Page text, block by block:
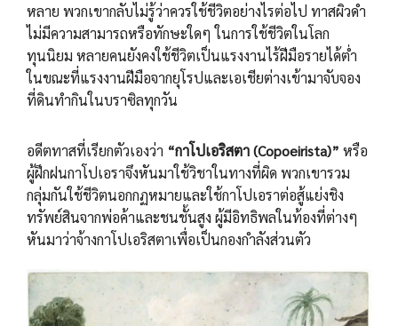
หลาย พวกเขากลับไม่รู้ว่าควรใช้ชีวิตอย่างไรต่อไป ทาสผิวดำ
ไม่มีความสามารถหรือทักษะใดๆ ในการใช้ชีวิตในโลก
ทุนนิยม หลายคนยังคงใช้ชีวิตเป็นแรงงานไร้ฝีมือรายได้ต่ำ
ในขณะที่แรงงานฝีมือจากยุโรปและเอเชียต่างเข้ามาจับจอง
ที่ดินทำกินในบราซิลทุกวัน
อดีตทาสที่เรียกตัวเองว่า “กาโปเอริสตา (Copoeirista)” หรือ
ผู้ฝึกฝนกาโปเอราจึงหันมาใช้วิชาในทางที่ผิด พวกเขารวม
กลุ่มกันใช้ชีวิตนอกกฏหมายและใช้กาโปเอราต่อสู้แย่งชิง
ทรัพย์สินจากพ่อค้าและชนชั้นสูง ผู้มีอิทธิพลในท้องที่ต่างๆ
หันมาว่าจ้างกาโปเอริสตาเพื่อเป็นกองกำลังส่วนตัว